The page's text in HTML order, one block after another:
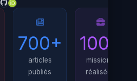
700+
articles
publiés
100+
missions
réalisées